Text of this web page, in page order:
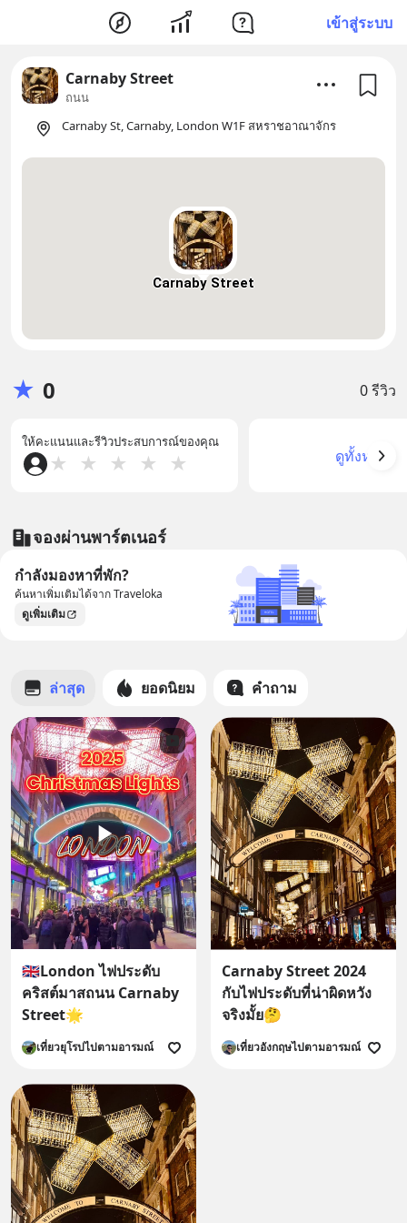
เข้าสู่ระบบ
Carnaby Street
ถนน
Carnaby St, Carnaby, London W1F สหราชอาณาจักร
Carnaby Street
★ 0 0 รีวิว
ให้คะแนนและรีวิวประสบการณ์ของคุณ
★ ★ ★ ★ ★ ดูทั้งหมด
จองผ่านพาร์ตเนอร์
กำลังมองหาที่พัก?
ค้นหาเพิ่มเติมได้จาก Traveloka
ดูเพิ่มเติม
ล่าสุด ยอดนิยม คำถาม
🇬🇧London ไฟประดับ
คริสต์มาสถนน Carnaby
Street🌟
เที่ยวยุโรปไปตามอารมณ์
Carnaby Street 2024
กับไฟประดับที่น่าผิดหวัง
จริงมั้ย🤔
เที่ยวอังกฤษไปตามอารมณ์